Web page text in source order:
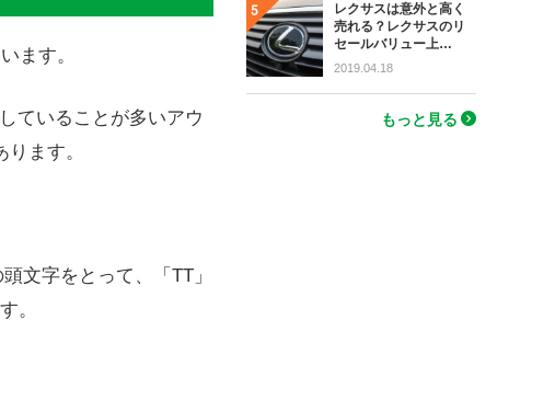
ます。
ていることが多いアウ
ます。
文字をとって、「TT」
。
レクサスは意外と高く
売れる？レクサスのリ
セールバリュー上…
2019.04.18
もっと見る